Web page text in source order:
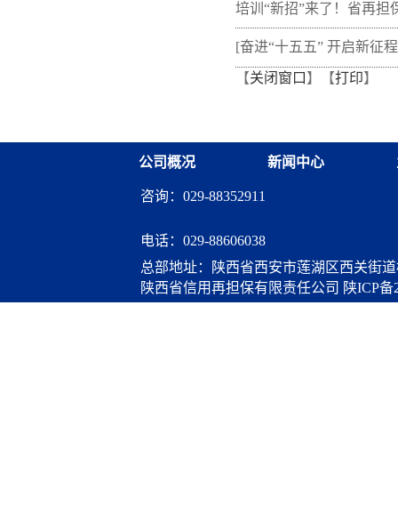
培训“新招”来了！省再担
新"以审代训"， 让政策学
从"听"变"练"
[奋进“十五五” 开启新征
融资担保体系这样做](十
【关闭窗口 】【打印】
公司概况 新闻中心
咨询：029-88352911
电话： 029-88606038
陕西省信用再担保有限责任公司 陕ICP备
总部地址：陕西省西安市莲湖区西关街